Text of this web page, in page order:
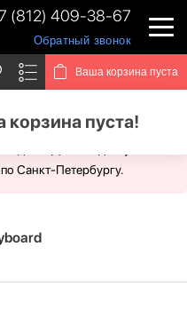
(812) 409-38-67
Обратный звонок
Ваша корзина пуста
корзина пуста!
Для Вас доступен
Санкт-Петербургу.